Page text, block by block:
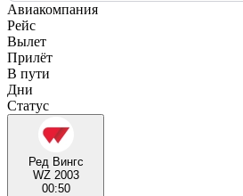
Авиакомпания
Рейс
Вылет
Прилёт
В пути
Дни
Статус
Ред Вингс
WZ 2003
00:50